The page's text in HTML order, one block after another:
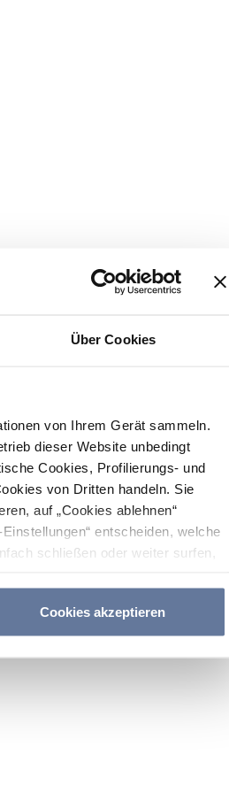
Über Cookies
von Ihrem Gerät sammeln.
dieser Website unbedingt
Cookies, Profilierungs- und
von Dritten handeln. Sie
auf „Cookies ablehnen“
entscheiden, welche
schließen oder weiter surfen,
Cookies akzeptieren